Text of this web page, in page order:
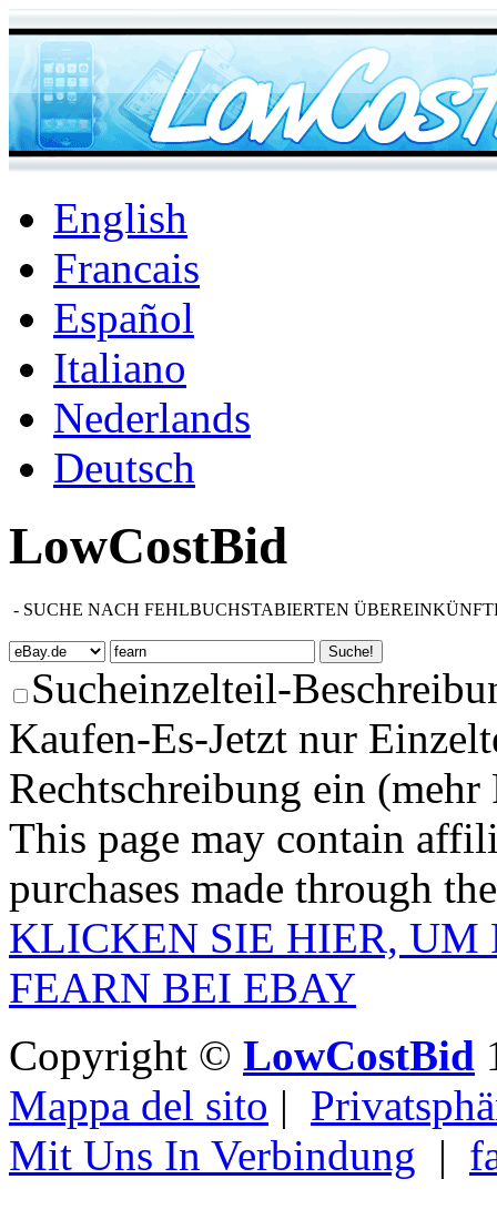
English
Francais
Español
Italiano
Nederlands
Deutsch
LowCostBid
- SUCHE NACH FEHLBUCHSTABIERTEN
Sucheinzelteil-
Kaufen-Es-Jetzt nur
Rechtschreibung ein (mehr
This page may contain
purchases made through
KLICKEN SIE HIER, UM
FEARN BEI EBAY
Copyright © LowCostBid
Mappa del sito |
Mit Uns In Verbindung |